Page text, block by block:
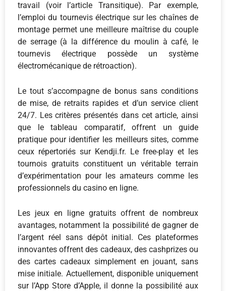
travail (voir l’article Transitique). Par exemple,
l’emploi du tournevis électrique sur les chaînes de
montage permet une meilleure maîtrise du couple
de serrage (à la différence du moulin à café, le
tournevis électrique possède un système
électromécanique de rétroaction).
Le tout s’accompagne de bonus sans conditions
de mise, de retraits rapides et d’un service client
24/7. Les critères présentés dans cet article, ainsi
que le tableau comparatif, offrent un guide
pratique pour identifier les meilleurs sites, comme
ceux répertoriés sur Kendji.fr. Le free‑play et les
tournois gratuits constituent un véritable terrain
d’expérimentation pour les amateurs comme les
professionnels du casino en ligne.
Les jeux en ligne gratuits offrent de nombreux
avantages, notamment la possibilité de gagner de
l’argent réel sans dépôt initial. Ces plateformes
innovantes offrent des cadeaux, des cashprizes ou
des cartes cadeaux simplement en jouant, sans
mise initiale. Actuellement, disponible uniquement
sur l’App Store d’Apple, il donne la possibilité aux